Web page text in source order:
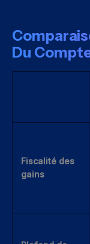
Du
Fiscalité des
gains